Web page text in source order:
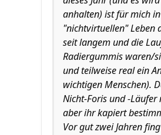
anhalten) ist für mich
"nichtvirtuellen" Leben
seit langem und die
Radiergummis waren/
und teilweise real ein
wichtigen Menschen).
Nicht-Foris und -Läufer
aber ihr kapiert
Vor gut zwei Jahren